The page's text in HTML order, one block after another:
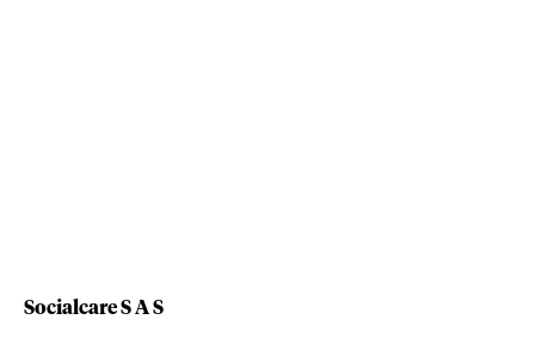
Socialcare S A S